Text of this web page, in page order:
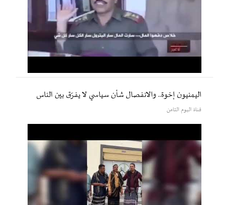
اليمنيون إخوة.. والانفصال شأن سياسي لا يفرّق بين الناس
قناة اليوم الثامن